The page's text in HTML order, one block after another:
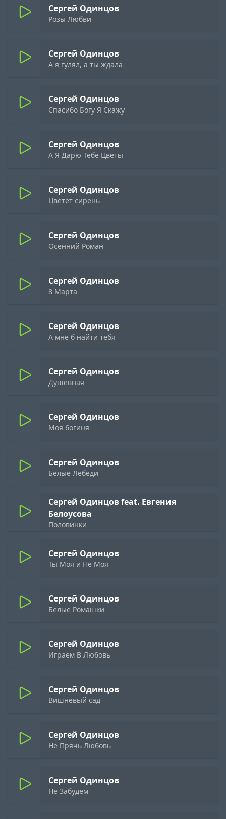
Сергей Одинцов
Розы Любви
Сергей Одинцов
А я гулял, а ты ждала
Сергей Одинцов
Спасибо Богу Я Скажу
Сергей Одинцов
А Я Дарю Тебе Цветы
Сергей Одинцов
Цветёт сирень
Сергей Одинцов
Осенний Роман
Сергей Одинцов
8 Марта
Сергей Одинцов
А мне б найти тебя
Сергей Одинцов
Душевная
Сергей Одинцов
Моя богиня
Сергей Одинцов
Белые Лебеди
Сергей Одинцов feat. Евгения
Белоусова
Половинки
Сергей Одинцов
Ты Моя и Не Моя
Сергей Одинцов
Белые Ромашки
Сергей Одинцов
Играем В Любовь
Сергей Одинцов
Вишневый сад
Сергей Одинцов
Не Прячь Любовь
Сергей Одинцов
Не Забудем